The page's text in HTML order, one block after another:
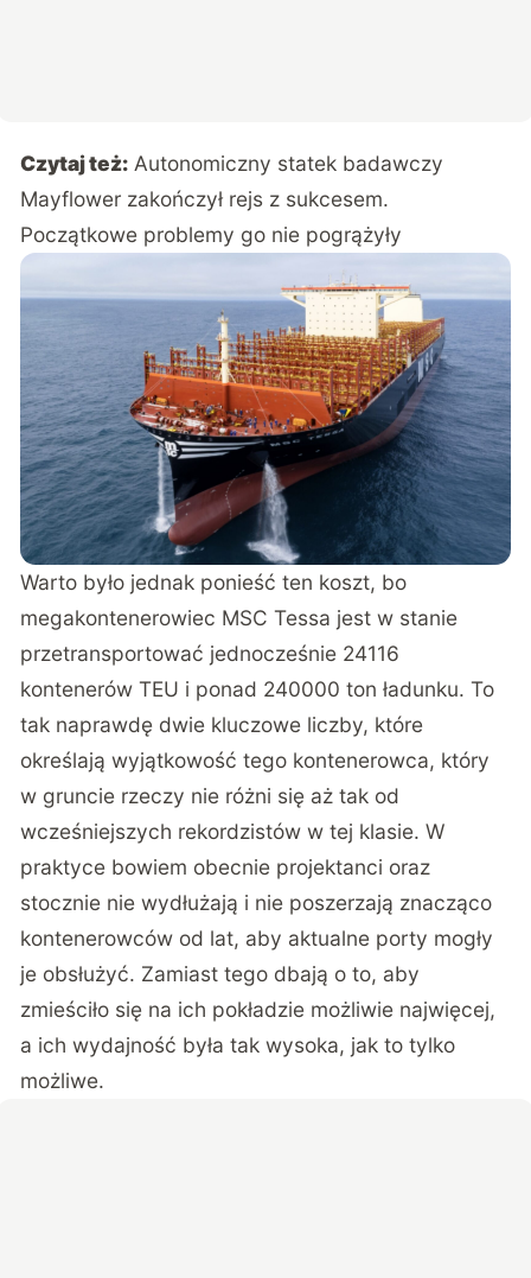
Czytaj też: Autonomiczny statek badawczy
Mayflower zakończył rejs z sukcesem.
Początkowe problemy go nie pogrążyły
Warto było jednak ponieść ten koszt, bo
megakontenerowiec MSC Tessa jest w stanie
przetransportować jednocześnie 24116
kontenerów TEU i ponad 240000 ton ładunku. To
tak naprawdę dwie kluczowe liczby, które
określają wyjątkowość tego kontenerowca, który
w gruncie rzeczy nie różni się aż tak od
wcześniejszych rekordzistów w tej klasie. W
praktyce bowiem obecnie projektanci oraz
stocznie nie wydłużają i nie poszerzają znacząco
kontenerowców od lat, aby aktualne porty mogły
je obsłużyć. Zamiast tego dbają o to, aby
zmieściło się na ich pokładzie możliwie najwięcej,
a ich wydajność była tak wysoka, jak to tylko
możliwe.